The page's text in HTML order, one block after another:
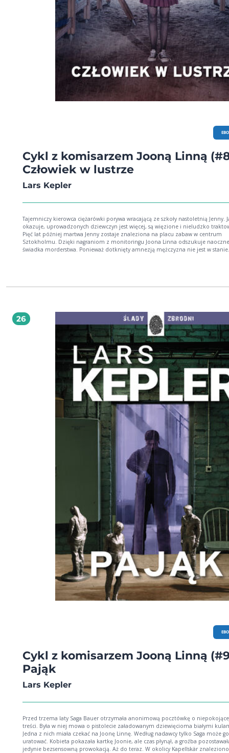
Cykl z komisarzem Jooną Linną
Człowiek w lustrze
Lars Kepler
Tajemniczy kierowca ciężarówki porywa wracającą ze szkoły nastoletnią Jenny.
okazuje, uprowadzonych dziewczyn jest więcej, są więzione i nieludzko
Pięć lat później martwa Jenny zostaje znaleziona na placu zabaw w centrum
Sztokholmu. Dzięki nagraniom z monitoringu Joona Linna odszukuje
świadka morderstwa. Ponieważ dotknięty amnezją mężczyzna nie jest w stanie
Lecterem. LEE CHILD
26
Cykl z komisarzem Jooną Linną
Pająk
Lars Kepler
Przed trzema laty Saga Bauer otrzymała anonimową pocztówkę o
treści. Była w niej mowa o pistolecie załadowanym dziewięcioma białymi
Jedna z nich miała czekać na Joonę Linnę. Według nadawcy tylko Saga może go
uratować. Kobieta pokazała kartkę Joonie, ale czas płynął, a groźba
jedynie bezsensowną prowokacją. Aż do teraz. W okolicy Kapellskär znaleziono